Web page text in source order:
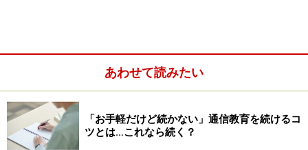
あわせて読みたい
「お手軽だけど続かない」通信教育を続けるコ
ツとは…これなら続く？